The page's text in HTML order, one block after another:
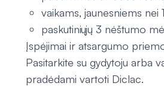
vaikams, jaunesniems nei
paskutiniųjų 3 nėštumo
Įspėjimai ir atsargumo
Pasitarkite su gydytoju arba
pradėdami vartoti Diclac.